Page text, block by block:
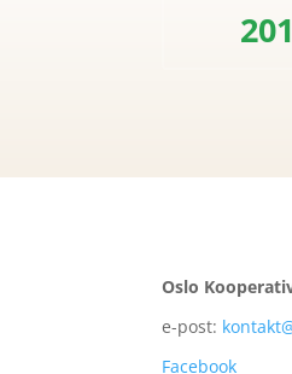
Oslo
e-post:
Facebook